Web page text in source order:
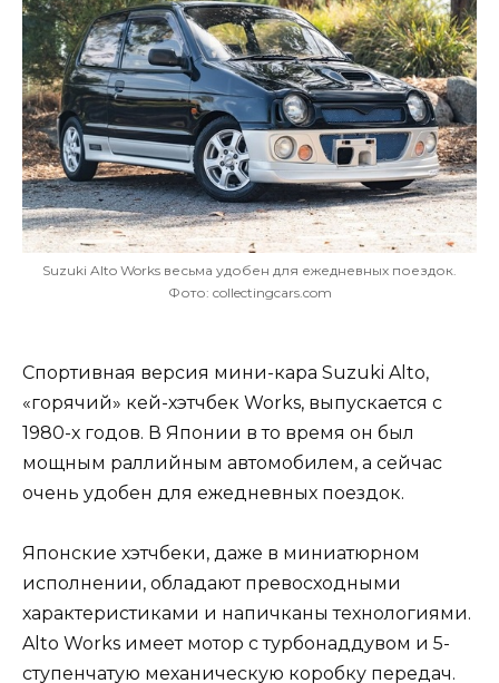
Suzuki Alto Works весьма удобен для ежедневных поездок.
Фото: collectingcars.com
Спортивная версия мини-кара Suzuki Alto,
«горячий» кей-хэтчбек Works, выпускается с
1980-х годов. В Японии в то время он был
мощным раллийным автомобилем, а сейчас
очень удобен для ежедневных поездок.
Японские хэтчбеки, даже в миниатюрном
исполнении, обладают превосходными
характеристиками и напичканы технологиями.
Alto Works имеет мотор с турбонаддувом и 5-
ступенчатую механическую коробку передач.